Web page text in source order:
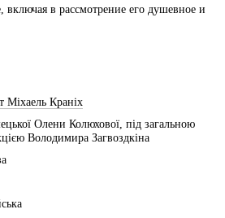
включая в рассмотрение его душевное и
Міхаель Краніх
Олени Колюхової, під загальною
Володимира Загвоздкіна